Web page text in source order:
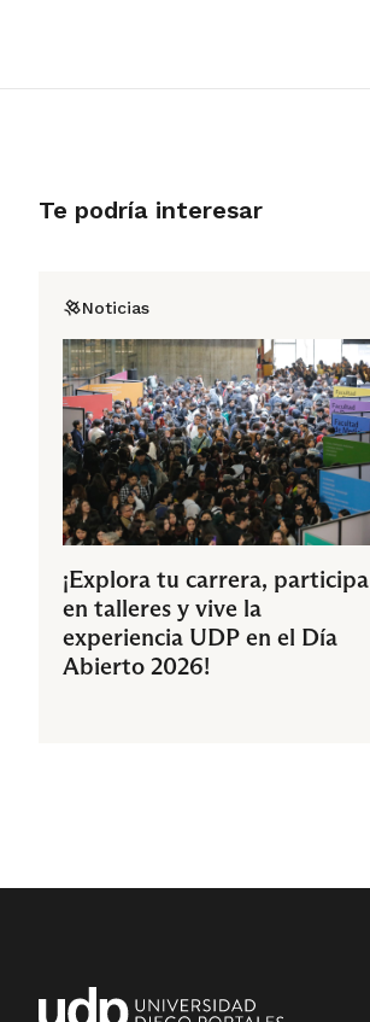
Te podría interesar
Noticias
¡Explora tu carrera, participa
en talleres y vive la
experiencia UDP en el Día
Abierto 2026!